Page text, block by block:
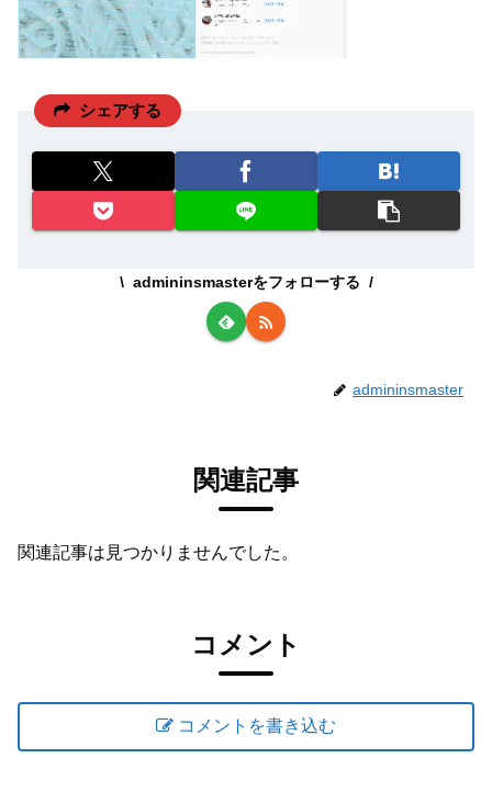
シェアする
admininsmasterをフォローする
admininsmaster
関連記事
関連記事は見つかりませんでした。
コメント
コメントを書き込む